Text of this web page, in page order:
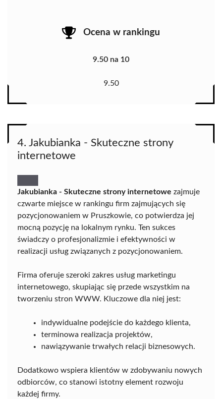
Ocena w rankingu
9.50 na 10
9.50
4. Jakubianka - Skuteczne strony
internetowe
Jakubianka - Skuteczne strony internetowe zajmuje
czwarte miejsce w rankingu firm zajmujących się
pozycjonowaniem w Pruszkowie, co potwierdza jej
mocną pozycję na lokalnym rynku. Ten sukces
świadczy o profesjonalizmie i efektywności w
realizacji usług związanych z pozycjonowaniem.
Firma oferuje szeroki zakres usług marketingu
internetowego, skupiając się przede wszystkim na
tworzeniu stron WWW. Kluczowe dla niej jest:
indywidualne podejście do każdego klienta,
terminowa realizacja projektów,
nawiązywanie trwałych relacji biznesowych.
Dodatkowo wspiera klientów w zdobywaniu nowych
odbiorców, co stanowi istotny element rozwoju
każdej firmy.